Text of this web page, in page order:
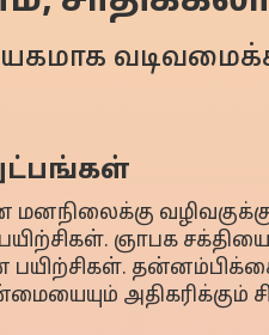
மனநிலைக்கு
ஞாபக சக்தியை
பயிற்சிகள்.
அதிகரிக்கும்